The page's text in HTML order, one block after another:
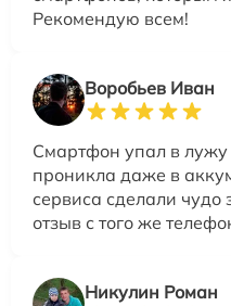
Рекомендую всем!
Воробьев Иван
Смартфон упал в
проникла даже в
сервиса сделали
отзыв с того же
Никулин Роман